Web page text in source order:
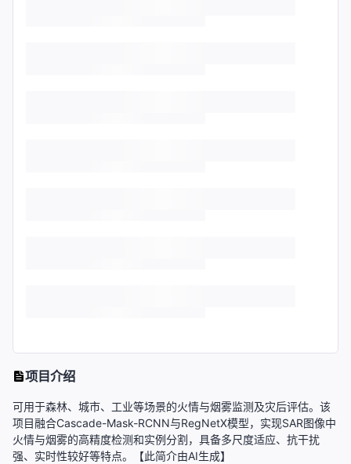
项目介绍
可用于森林、城市、工业等场景的火情与烟雾监测及灾后评估。该
项目融合Cascade-Mask-RCNN与RegNetX模型，实现SAR图像中
火情与烟雾的高精度检测和实例分割，具备多尺度适应、抗干扰
强、实时性较好等特点。【此简介由AI生成】